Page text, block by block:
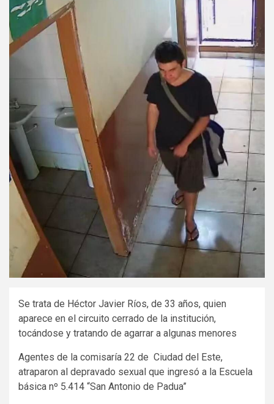
Se trata de Héctor Javier Ríos, de 33 años, quien
aparece en el circuito cerrado de la institución,
tocándose y tratando de agarrar a algunas menores
Agentes de la comisaría 22 de Ciudad del Este,
atraparon al depravado sexual que ingresó a la Escuela
básica nº 5.414 “San Antonio de Padua”